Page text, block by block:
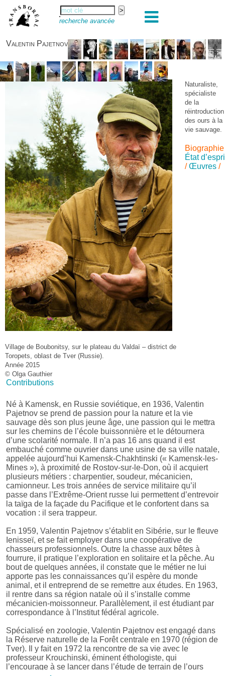
recherche avancée
Valentin Pajetnov
Village de Boubonitsy, sur le plateau du Valdaï – district de
Toropets, oblast de Tver (Russie).
Année 2015
© Olga Gauthier
Naturaliste,
spécialiste
de la
réintroduction
des ours à la
vie sauvage.
Biographie
État
/Œuvres /
Contributions
Né à Kamensk, en Russie soviétique, en 1936, Valentin
Pajetnov se prend de passion pour la nature et la vie
sauvage dès son plus jeune âge, une passion qui le mettra
sur les chemins de l’école buissonnière et le détournera
d’une scolarité normale. Il n’a pas 16 ans quand il est
embauché comme ouvrier dans une usine de sa ville natale,
appelée aujourd’hui Kamensk-Chakhtinski (« Kamensk-les-
Mines »), à proximité de Rostov-sur-le-Don, où il acquiert
plusieurs métiers : charpentier, soudeur, mécanicien,
camionneur. Les trois années de service militaire qu’il
passe dans l’Extrême-Orient russe lui permettent d’entrevoir
la taïga de la façade du Pacifique et le confortent dans sa
vocation : il sera trappeur.
En 1959, Valentin Pajetnov s’établit en Sibérie, sur le fleuve
Ienisseï, et se fait employer dans une coopérative de
chasseurs professionnels. Outre la chasse aux bêtes à
fourrure, il pratique l’exploration en solitaire et la pêche. Au
bout de quelques années, il constate que le métier ne lui
apporte pas les connaissances qu’il espère du monde
animal, et il entreprend de se remettre aux études. En 1963,
il rentre dans sa région natale où il s’installe comme
mécanicien-moissonneur. Parallèlement, il est étudiant par
correspondance à l’Institut fédéral agricole.
Spécialisé en zoologie, Valentin Pajetnov est engagé dans
la Réserve naturelle de la Forêt centrale en 1970 (région de
Tver). Il y fait en 1972 la rencontre de sa vie avec le
professeur Krouchinski, éminent éthologiste, qui
l’encourage à se lancer dans l’étude de terrain de l’ours